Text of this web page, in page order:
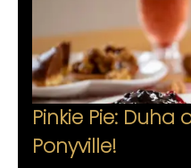
Pinkie Pie: Duha
Ponyville!